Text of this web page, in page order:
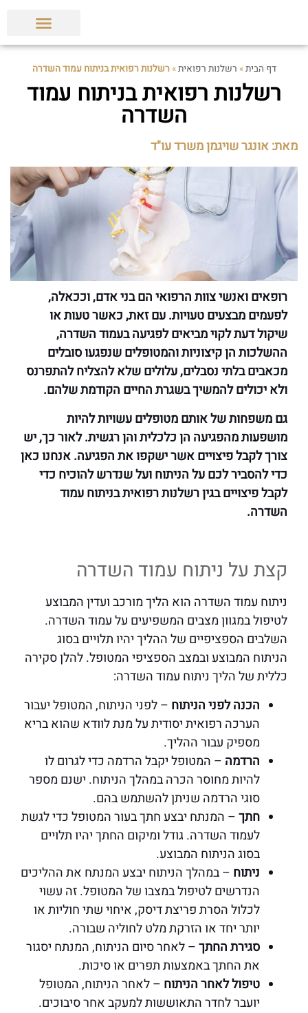
דף הבית» רשלנות רפואית»רשלנות רפואית בניתוח עמוד השדרה
רשלנות רפואית בניתוח עמוד
השדרה
מאת: אונגר שויגמן משרד עו"ד
רופאים ואנשי צוות הרפואי הם בני אדם, וככאלה,
לפעמים מבצעים טעויות. עם זאת, כאשר טעות או
שיקול דעת לקוי מביאים לפגיעה בעמוד השדרה,
ההשלכות הן קיצוניות והמטופלים שנפגעו סובלים
מכאבים בלתי נסבלים, עלולים שלא להצליח להתפרנס
ולא יכולים להמשיך בשגרת החיים הקודמת שלהם.
גם משפחות של אותם מטופלים עשויות להיות
מושפעות מהפגיעה הן כלכלית והן רגשית. לאור כך, יש
צורך לקבל פיצויים אשר ישקפו את הפגיעה. אנחנו כאן
כדי להסביר לכם על הניתוח ועל שנדרש להוכיח כדי
לקבל פיצויים בגין רשלנות רפואית בניתוח עמוד
השדרה.
קצת על ניתוח עמוד השדרה
ניתוח עמוד השדרה הוא הליך מורכב ועדין המבוצע
לטיפול במגוון מצבים המשפיעים על עמוד השדרה.
השלבים הספציפיים של ההליך יהיו תלויים בסוג
הניתוח המבוצע ובמצב הספציפי המטופל. להלן סקירה
כללית של הליך ניתוח עמוד השדרה:
הכנה לפני הניתוח – לפני הניתוח, המטופל יעבור
הערכה רפואית יסודית על מנת לוודא שהוא בריא
מספיק עבור ההליך.
הרדמה – המטופל יקבל הרדמה כדי לגרום לו
להיות מחוסר הכרה במהלך הניתוח. ישנם מספר
סוגי הרדמה שניתן להשתמש בהם.
חתך– המנתח יבצע חתך בעור המטופל כדי לגשת
לעמוד השדרה. גודל ומיקום החתך יהיו תלויים
בסוג הניתוח המבוצע.
ניתוח – במהלך הניתוח יבצע המנתח את ההליכים
הנדרשים לטיפול במצבו של המטופל. זה עשוי
לכלול הסרת פריצת דיסק, איחוי שתי חוליות או
יותר יחד או הזרקת מלט לחוליה שבורה.
סגירת החתך– לאחר סיום הניתוח, המנתח יסגור
את החתך באמצעות תפרים או סיכות.
טיפול לאחר הניתוח – לאחר הניתוח, המטופל
יועבר לחדר התאוששות למעקב אחר סיבוכים.